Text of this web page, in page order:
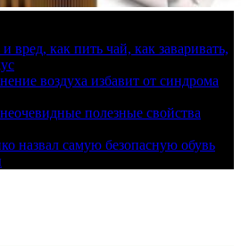
вред, как пить чай, как заваривать,
воздуха избавит от синдрома
полезные свойства
назвал самую безопасную обувь